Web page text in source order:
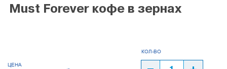
Must Forever кофе в зернах
ЦЕНА